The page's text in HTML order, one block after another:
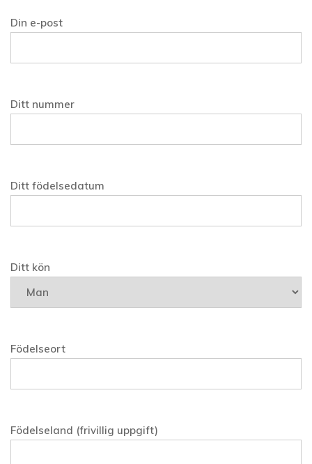
Din e-post
Ditt nummer
Ditt födelsedatum
Ditt kön
Födelseort
Födelseland (frivillig uppgift)